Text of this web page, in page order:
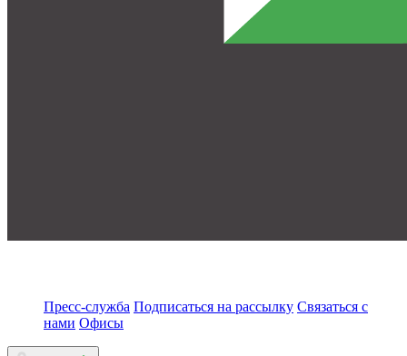
Пресс-служба Подписаться на рассылку Связаться с
нами Офисы